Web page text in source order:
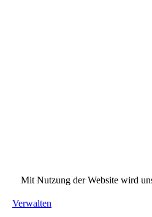
Mit Nutzung der Website wird
Verwalten